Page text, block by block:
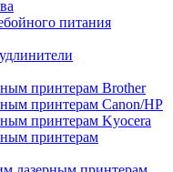
питания
принтерам Brother
принтерам Canon/HP
принтерам Kyocera
принтерам